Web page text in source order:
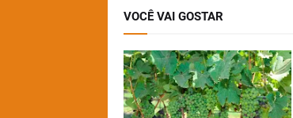
VOCÊ VAI GOSTAR